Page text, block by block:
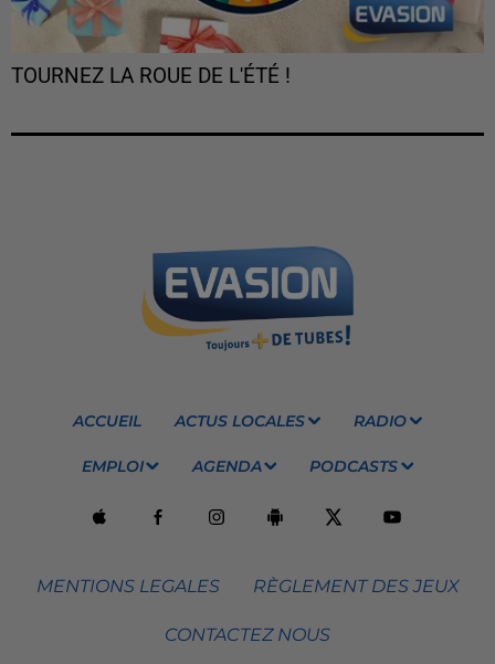
TOURNEZ LA ROUE DE L'ÉTÉ !
ACCUEIL ACTUS LOCALES RADIO
EMPLOI AGENDA PODCASTS
MENTIONS LEGALES RÈGLEMENT DES JEUX
CONTACTEZ NOUS